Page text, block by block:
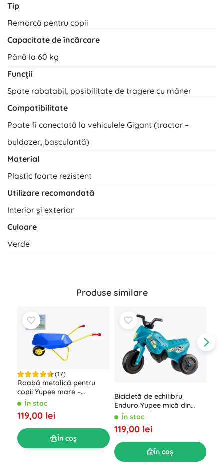
Tip
Remorcă pentru copii
Capacitate de încărcare
Până la 60 kg
Funcții
Spate rabatabil, posibilitate de tragere cu mâner
Compatibilitate
Poate fi conectată la vehiculele Gigant (tractor –
buldozer, basculantă)
Material
Plastic foarte rezistent
Utilizare recomandată
Interior și exterior
Culoare
Verde
Produse similare
(17)
Roabă metalică pentru
copii Yupee mare –
Albastru
În stoc
119,00 lei
În coș
Bicicletă de echilibru
Enduro Yupee mică din
plastic – Turcoaz
În stoc
119,00 lei
În coș